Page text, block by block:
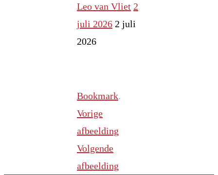
Leo van Vliet 2
juli 2026 2 juli
2026
Bookmark.
Vorige
afbeelding
Volgende
afbeelding